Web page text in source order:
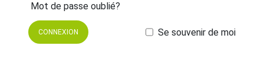
Mot de passe oublié?
Se souvenir de moi